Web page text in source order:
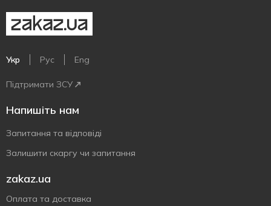
Укр Рус Eng
Підтримати ЗСУ
Напишіть нам
Запитання та відповіді
Залишити скаргу чи запитання
zakaz.ua
Оплата та доставка